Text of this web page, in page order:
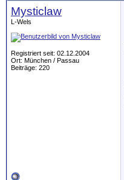
Mysticlaw
L-Wels
Registriert seit: 02.12.2004
Ort: München / Passau
Beiträge: 220